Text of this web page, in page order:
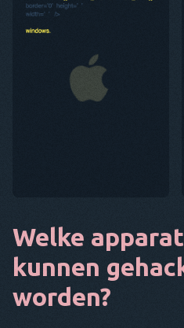
Welke
kunnen
worden?